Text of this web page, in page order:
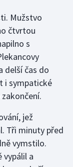
Mužstvo
čtvrtou
s
delší čas do
i sympatické
jež
Tři minuty před
vymstilo.
vypálil a